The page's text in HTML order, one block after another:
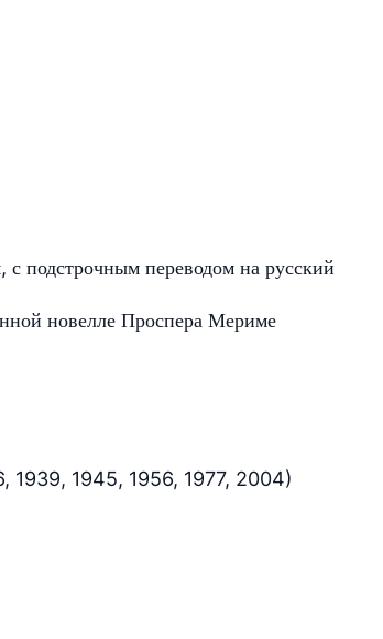
подстрочным переводом на русский
новелле Проспера Мериме
1939, 1945, 1956, 1977, 2004)